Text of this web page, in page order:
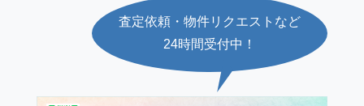
査定依頼・物件リクエストなど
24時間受付中！